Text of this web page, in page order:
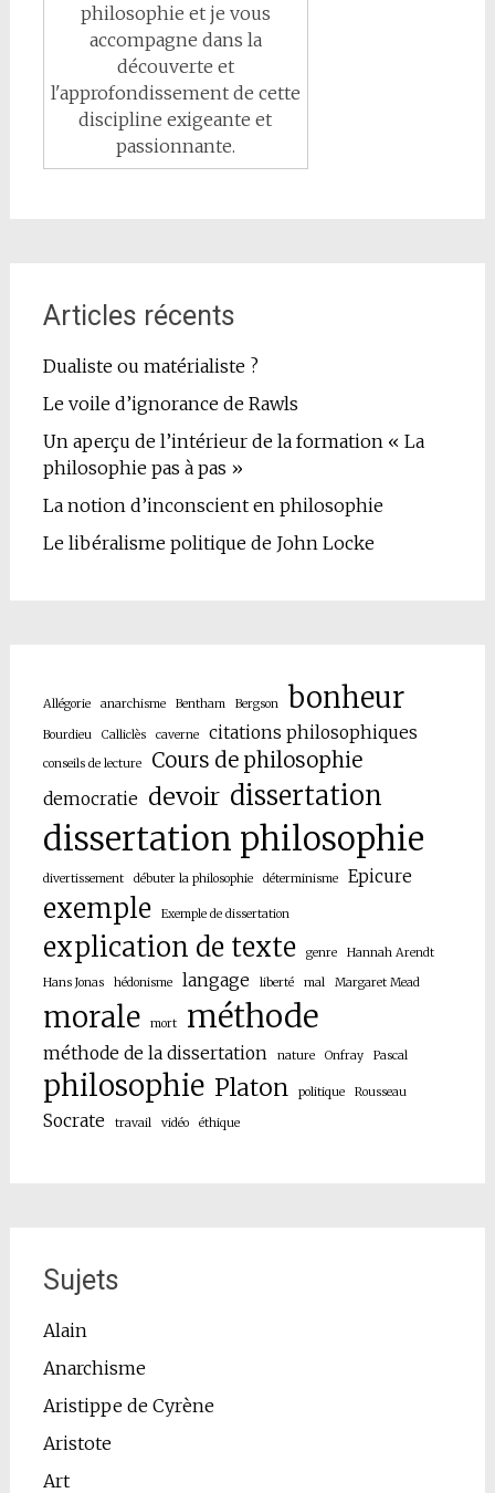
philosophie et je vous
accompagne dans la
découverte et
l'approfondissement de cette
discipline exigeante et
passionnante.
Articles récents
Dualiste ou matérialiste ?
Le voile d’ignorance de Rawls
Un aperçu de l’intérieur de la formation « La
philosophie pas à pas »
La notion d’inconscient en philosophie
Le libéralisme politique de John Locke
Allégorie anarchisme Bentham Bergson bonheur
Bourdieu Calliclès caverne citations philosophiques
conseils de lecture Cours de philosophie
democratie devoir dissertation
dissertation philosophie
divertissement débuter la philosophie déterminisme Epicure
exemple Exemple de dissertation
explication de texte genre Hannah Arendt
Hans Jonas hédonisme langage liberté mal Margaret Mead
morale mort méthode
méthode de la dissertation nature Onfray Pascal
philosophie Platon politique Rousseau
Socrate travail vidéo éthique
Sujets
Alain
Anarchisme
Aristippe de Cyrène
Aristote
Art